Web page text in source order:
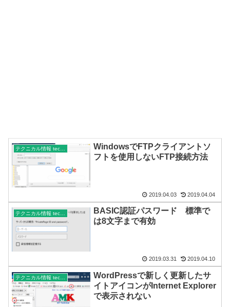
テクニカル情報 technical
WindowsでFTPクライアントソ
フトを使用しないFTP接続方法
2019.04.03 2019.04.04
テクニカル情報 technical
BASIC認証パスワード 標準で
は8文字まで有効
2019.03.31 2019.04.10
テクニカル情報 technical
WordPressで新しく更新したサ
イトアイコンがInternet Explorer
で表示されない